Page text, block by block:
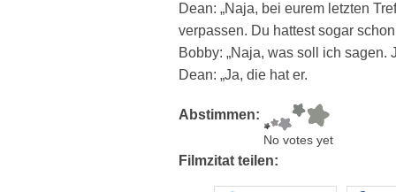
Dean: „Naja, bei eurem letzten
verpassen. Du hattest sogar
Bobby: „Naja, was soll ich sagen.
Dean: „Ja, die hat er.
Abstimmen:
No votes yet
Filmzitat teilen: